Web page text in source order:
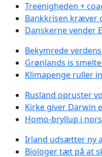
Treenigheden +
Bankkrisen kræver
Danskerne vender
Bekymrede
Grønlands is
Klimapenge ruller
Rusland opruster
Kirke giver Darwin
Homo-bryllup i
Irland udsætter ny
Biologer tæt på at